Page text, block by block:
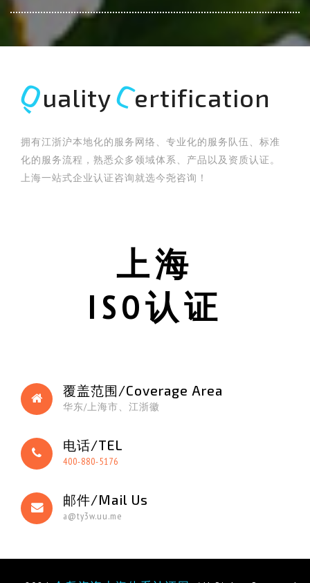
QualityCertification
拥有江浙沪本地化的服务网络、专业化的服务队伍、标准
化的服务流程，熟悉众多领域体系、产品以及资质认证。
上海一站式企业认证咨询就选今尧咨询！
上海
ISO认证
覆盖范围/Coverage Area
华东/上海市、江浙徽
电话/TEL
400-880-5176
邮件/Mail Us
a@ty3w.uu.me